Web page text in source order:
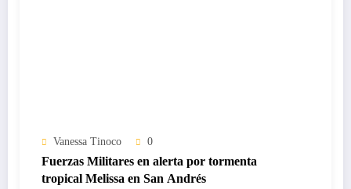
Vanessa Tinoco 0
Fuerzas Militares en alerta por tormenta
tropical Melissa en San Andrés